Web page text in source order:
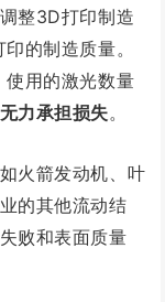
整3D打印制造
的制造质量。
用的激光数量
力承担损失。
火箭发动机、叶
的其他流动结
败和表面质量